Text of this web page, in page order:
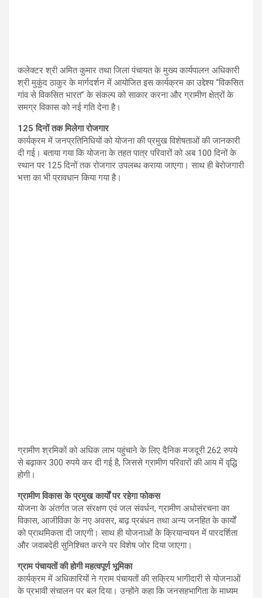
कलेक्टर श्री अमित कुमार तथा जिला पंचायत के मुख्य कार्यपालन अधिकारी
श्री मुकुंद ठाकुर के मार्गदर्शन में आयोजित इस कार्यक्रम का उद्देश्य “विकसित
गांव से विकसित भारत” के संकल्प को साकार करना और ग्रामीण क्षेत्रों के
समग्र विकास को नई गति देना है।
125 दिनों तक मिलेगा रोजगार
कार्यक्रम में जनप्रतिनिधियों को योजना की प्रमुख विशेषताओं की जानकारी
दी गई। बताया गया कि योजना के तहत पात्र परिवारों को अब 100 दिनों के
स्थान पर 125 दिनों तक रोजगार उपलब्ध कराया जाएगा। साथ ही बेरोजगारी
भत्ता का भी प्रावधान किया गया है।
ग्रामीण श्रमिकों को अधिक लाभ पहुंचाने के लिए दैनिक मजदूरी 262 रुपये
से बढ़ाकर 300 रुपये कर दी गई है, जिससे ग्रामीण परिवारों की आय में वृद्धि
होगी।
ग्रामीण विकास के प्रमुख कार्यों पर रहेगा फोकस
योजना के अंतर्गत जल संरक्षण एवं जल संवर्धन, ग्रामीण अधोसंरचना का
विकास, आजीविका के नए अवसर, बाढ़ प्रबंधन तथा अन्य जनहित के कार्यों
को प्राथमिकता दी जाएगी। साथ ही योजनाओं के क्रियान्वयन में पारदर्शिता
और जवाबदेही सुनिश्चित करने पर विशेष जोर दिया जाएगा।
ग्राम पंचायतों की होगी महत्वपूर्ण भूमिका
कार्यक्रम में अधिकारियों ने ग्राम पंचायतों की सक्रिय भागीदारी से योजनाओं
के प्रभावी संचालन पर बल दिया। उन्होंने कहा कि जनसहभागिता के माध्यम